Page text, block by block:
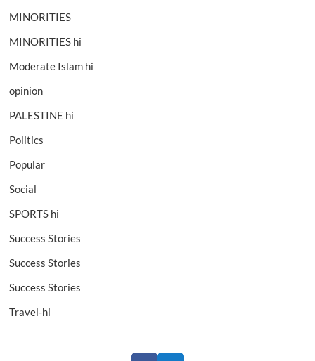
MINORITIES
MINORITIES hi
Moderate Islam hi
opinion
PALESTINE hi
Politics
Popular
Social
SPORTS hi
Success Stories
Success Stories
Success Stories
Travel-hi